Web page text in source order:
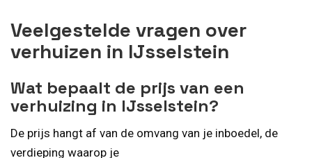
Veelgestelde vragen over
verhuizen in IJsselstein
Wat bepaalt de prijs van een
verhuizing in IJsselstein?
De prijs hangt af van de omvang van je inboedel, de
verdieping waarop je